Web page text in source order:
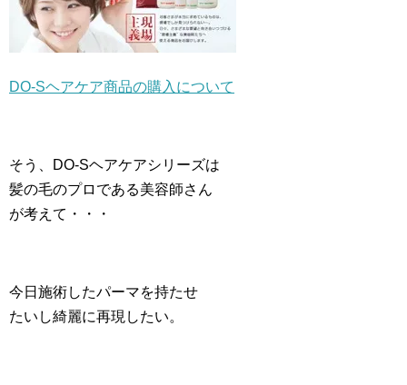
DO-Sヘアケア商品の購入について
そう、DO-Sヘアケアシリーズは
髪の毛のプロである美容師さん
が考えて・・・
今日施術したパーマを持たせ
たいし綺麗に再現したい。